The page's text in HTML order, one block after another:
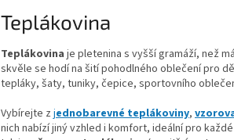
Teplákovina
Teplákovina je pletenina s vyšší gramáží, než
skvěle se hodí na šití pohodlného oblečení pro
tepláky, šaty, tuniky, čepice, sportovního
Vybírejte z jednobarevné teplákoviny,
nich nabízí jiný vzhled i komfort, ideální pro